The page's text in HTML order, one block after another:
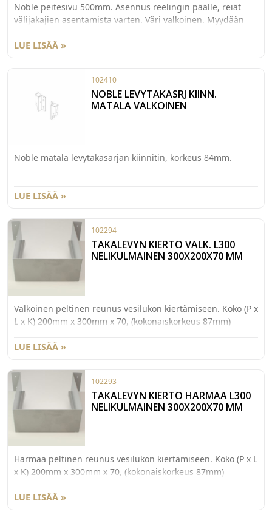
Noble peitesivu 500mm. Asennus reelingin päälle, reiät
välijakajien asentamista varten. Väri valkoinen. Myydään
LUE LISÄÄ »
102410
NOBLE LEVYTAKASRJ KIINN.
MATALA VALKOINEN
Noble matala levytakasarjan kiinnitin, korkeus 84mm.
LUE LISÄÄ »
102294
TAKALEVYN KIERTO VALK. L300
NELIKULMAINEN 300X200X70 MM
Valkoinen peltinen reunus vesilukon kiertämiseen. Koko (P x
L x K) 200mm x 300mm x 70, (kokonaiskorkeus 87mm)
LUE LISÄÄ »
102293
TAKALEVYN KIERTO HARMAA L300
NELIKULMAINEN 300X200X70 MM
Harmaa peltinen reunus vesilukon kiertämiseen. Koko (P x L
x K) 200mm x 300mm x 70, (kokonaiskorkeus 87mm)
LUE LISÄÄ »